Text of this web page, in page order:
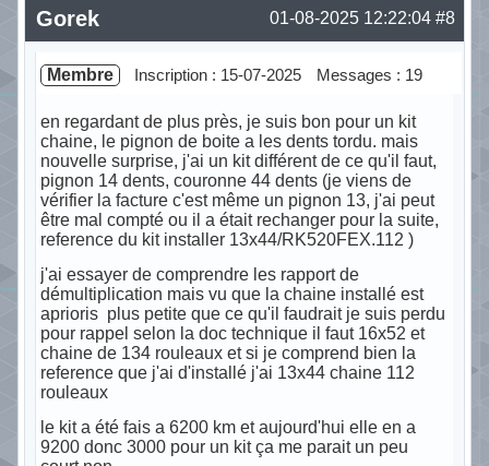
Hors ligne #8
01-08-2025 12:22:04
Gorek
Membre Inscription : 15-07-2025 Messages : 19
en regardant de plus près, je suis bon pour un kit
chaine, le pignon de boite a les dents tordu. mais
nouvelle surprise, j'ai un kit différent de ce qu'il faut,
pignon 14 dents, couronne 44 dents (je viens de
vérifier la facture c'est même un pignon 13, j'ai peut
être mal compté ou il a était rechanger pour la suite,
reference du kit installer 13x44/RK520FEX.112 )
j'ai essayer de comprendre les rapport de
démultiplication mais vu que la chaine installé est
aprioris plus petite que ce qu'il faudrait je suis perdu
pour rappel selon la doc technique il faut 16x52 et
chaine de 134 rouleaux et si je comprend bien la
reference que j'ai d'installé j'ai 13x44 chaine 112
rouleaux
le kit a été fais a 6200 km et aujourd'hui elle en a
9200 donc 3000 pour un kit ça me parait un peu